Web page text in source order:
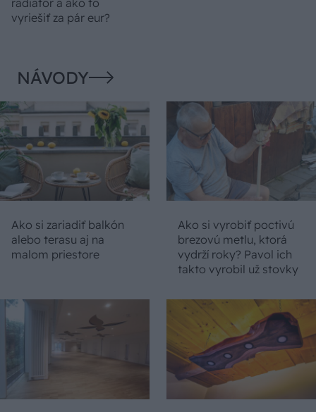
vyriešiť za pár eur?
NÁVODY
Ako si zariadiť balkón
alebo terasu aj na
malom priestore
Ako si vyrobiť poctivú
brezovú metlu, ktorá
vydrží roky? Pavol ich
takto vyrobil už stovky